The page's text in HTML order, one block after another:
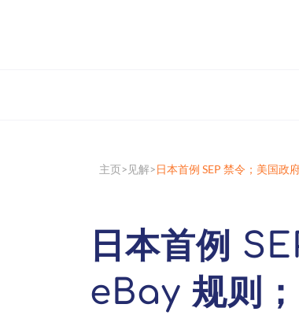
主页 见解 日本首例 SEP 禁令；美国
日本首例
eBay 规则